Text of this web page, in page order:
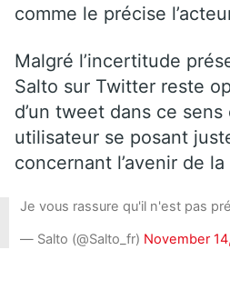
comme le précise
Malgré l’incertitude
Salto sur Twitter reste
d’un tweet dans ce
utilisateur se posant
concernant l’avenir de
Je vous rassure qu'il n'est pas
— Salto (@Salto_fr) November